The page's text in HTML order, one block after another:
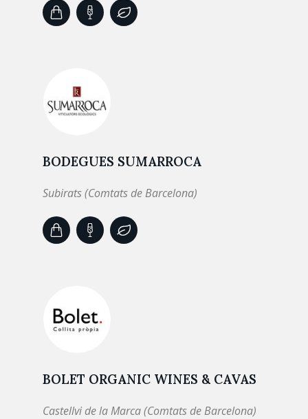
BODEGUES SUMARROCA
Subirats (Comtats de Barcelona)
BOLET ORGANIC WINES & CAVAS
Castellvi de la Marca (Comtats de Barcelona)